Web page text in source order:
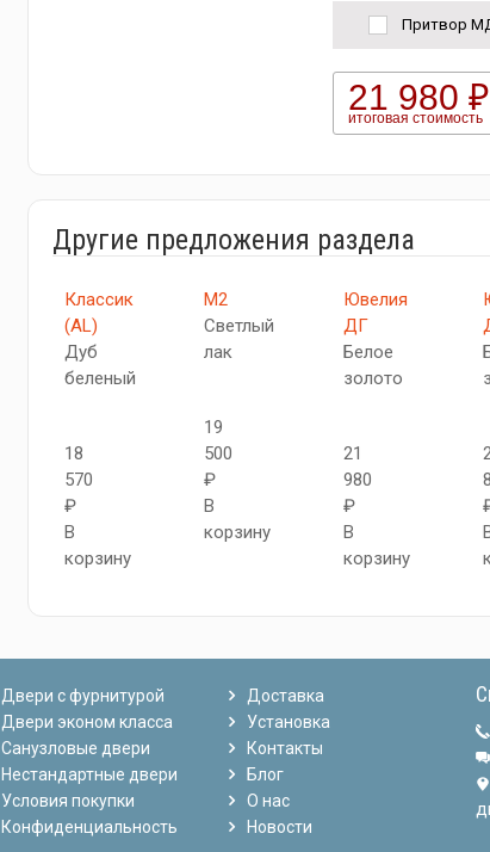
Притвор
21 980 ₽
итоговая стоимость
Другие предложения раздела
Классик
(AL)
Дуб
беленый
18
570
₽
В
корзину
М2
Светлый
лак
19
500
₽
В
корзину
Ювелия
ДГ
Белое
золото
21
980
₽
В
корзину
Двери с фурнитурой
Двери эконом класса
Санузловые двери
Нестандартные двери
Условия покупки
Конфиденциальность
Доставка
Установка
Контакты
Блог
О нас
Новости